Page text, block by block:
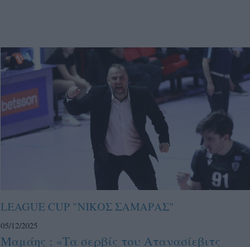
LEAGUE CUP "ΝΙΚΟΣ ΣΑΜΑΡΑΣ"
05/12/2025
Μαμάης : «Τα σερβίς του Ατανασίεβιτς